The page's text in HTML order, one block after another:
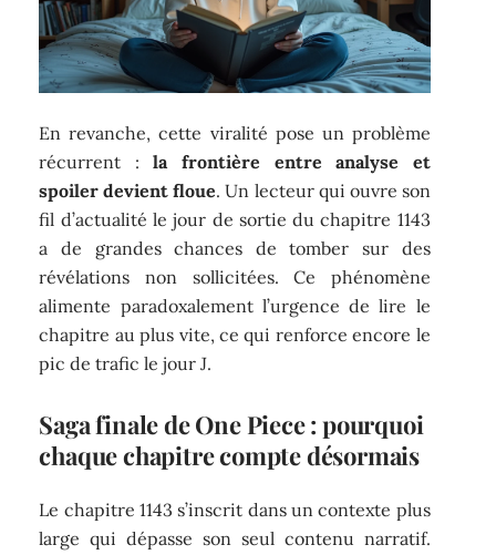
En revanche, cette viralité pose un problème
récurrent :la frontière entre analyse et
spoiler devient floue. Un lecteur qui ouvre son
fil d’actualité le jour de sortie du chapitre 1143
a de grandes chances de tomber sur des
révélations non sollicitées. Ce phénomène
alimente paradoxalement l’urgence de lire le
chapitre au plus vite, ce qui renforce encore le
pic de trafic le jour J.
Saga finale de One Piece : pourquoi
chaque chapitre compte désormais
Le chapitre 1143 s’inscrit dans un contexte plus
large qui dépasse son seul contenu narratif.